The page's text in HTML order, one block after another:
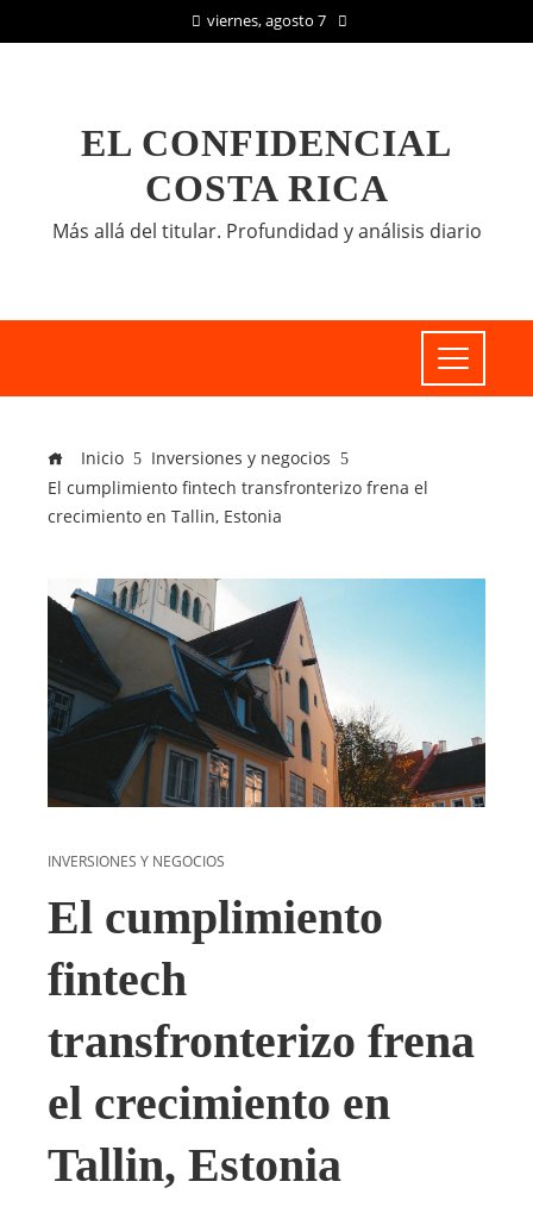
viernes, agosto 7
EL CONFIDENCIAL
COSTA RICA
Más allá del titular. Profundidad y análisis diario
Inicio
Inversiones y negocios
El cumplimiento fintech transfronterizo frena el
crecimiento en Tallin, Estonia
INVERSIONES Y NEGOCIOS
El cumplimiento
fintech
transfronterizo frena
el crecimiento en
Tallin, Estonia